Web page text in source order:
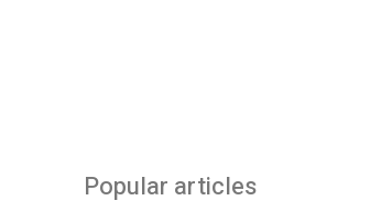
Popular articles